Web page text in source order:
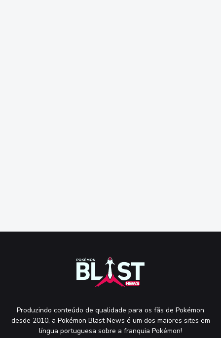
Produzindo conteúdo de qualidade para os fãs de Pokémon
desde 2010, a Pokémon Blast News é um dos maiores sites em
língua portuguesa sobre a franquia Pokémon!